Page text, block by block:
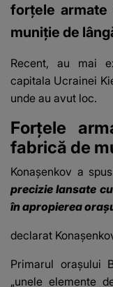
forţele armate
muniţie de
Recent, au mai
capitala Ucrainei
unde au avut loc.
Forţele
fabrică de
Konaşenkov a
precizie lansate
în apropierea
declarat
Primarul oraşului
„unele elemente